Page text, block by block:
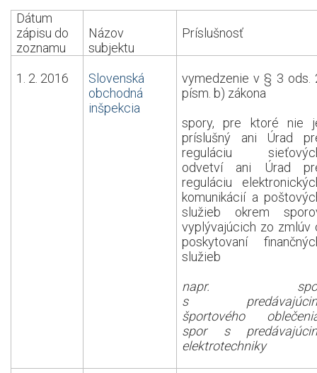
Dátum
zápisu do
zoznamu
Názov
subjektu
Príslušnosť
1. 2. 2016
Slovenská
obchodná
inšpekcia
vymedzenie v § 3 ods.
písm. b) zákona
spory, pre ktoré nie
príslušný ani Úrad
reguláciu
odvetví ani Úrad
reguláciu
komunikácií a
služieb okrem
vyplývajúcich zo zmlúv
poskytovaní
služieb
napr.
s
športového
spor s
elektrotechniky